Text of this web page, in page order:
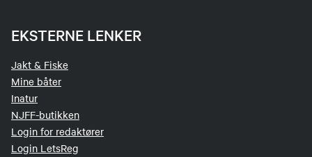
EKSTERNE LENKER
Jakt & Fiske
Mine båter
Inatur
NJFF-butikken
Login for redaktører
Login LetsReg